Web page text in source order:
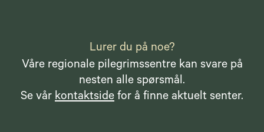
Lurer du på noe?
Våre regionale pilegrimssentre kan svare på
nesten alle spørsmål.
Se vår kontaktside for å finne aktuelt senter.